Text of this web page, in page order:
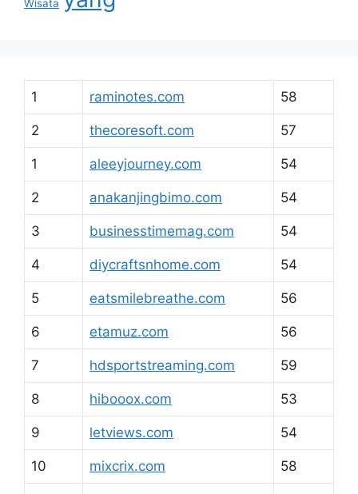
Wisata
1 raminotes.com 58
2 thecoresoft.com 57
1 aleeyjourney.com 54
2 anakanjingbimo.com 54
3 businesstimemag.com 54
4 diycraftsnhome.com 54
5 eatsmilebreathe.com 56
6 etamuz.com 56
7 hdsportstreaming.com 59
8 hibooox.com 53
9 letviews.com 54
10 mixcrix.com 58